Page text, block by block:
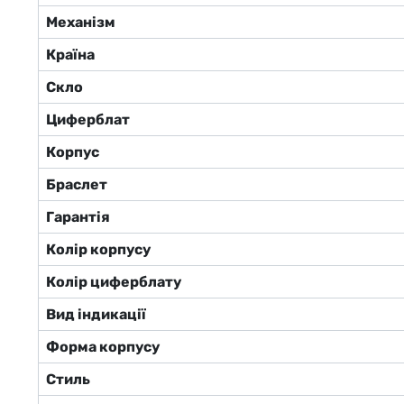
Механізм
Країна
Скло
Циферблат
Корпус
Браслет
Гарантія
Колір корпусу
Колір циферблату
Вид індикації
Форма корпусу
Стиль